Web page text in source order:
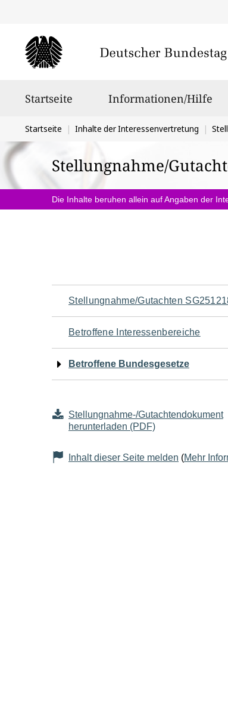
Startseite Informationen/Hilfe
Sie
befinden
sich
hier:
Startseite Inhalte der Interessenvertretung
Stellungnahme/
Die Inhalte beruhen allein auf Angaben der
Navigation
für
den
Seiteninhalt
Stellungnahme/Gutachten
Betroffene Interessenbereiche
Betroffene Bundesgesetze
Stellungnahme-/Gutachtendokument
herunterladen (PDF)
Inhalt dieser Seite melden (Mehr